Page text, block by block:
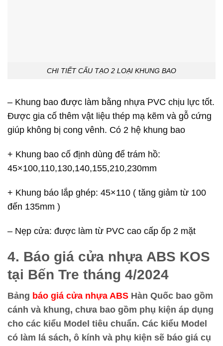
CHI TIẾT CẤU TẠO 2 LOẠI KHUNG BAO
– Khung bao được làm bằng nhựa PVC chịu lực tốt.
Được gia cố thêm vật liệu thép mạ kẽm và gỗ cứng
giúp không bị cong vênh. Có 2 hệ khung bao
+ Khung bao cố định dùng để trám hồ:
45×100,110,130,140,155,210,230mm
+ Khung báo lắp ghép: 45×110 ( tăng giảm từ 100
đến 135mm )
– Nẹp cửa: được làm từ PVC cao cấp ốp 2 mặt
4. Báo giá cửa nhựa ABS KOS
tại Bến Tre tháng 4/2024
Bảng báo giá cửa nhựa ABS Hàn Quốc bao gồm
cánh và khung, chưa bao gồm phụ kiện áp dụng
cho các kiểu Model tiêu chuẩn. Các kiểu Model
có làm lá sách, ô kính và phụ kiện sẽ báo giá cụ